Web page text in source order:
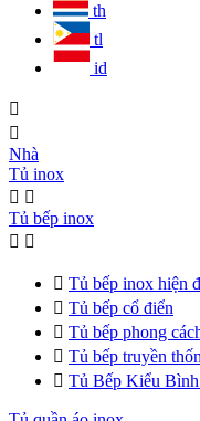
th
tl
id


Nhà
Tủ inox
 
Tủ bếp inox
 
 Tủ bếp inox hiện
 Tủ bếp cổ điển
 Tủ bếp phong
 Tủ bếp truyền
 Tủ Bếp Kiểu